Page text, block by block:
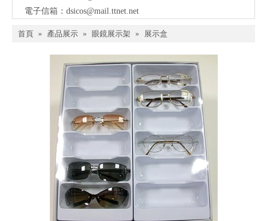
電子信箱： dsicos@mail.ttnet.net
首頁 » 產品展示 » 眼鏡展示架 » 展示盒